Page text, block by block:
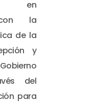
en
con la
de la
y
del
para